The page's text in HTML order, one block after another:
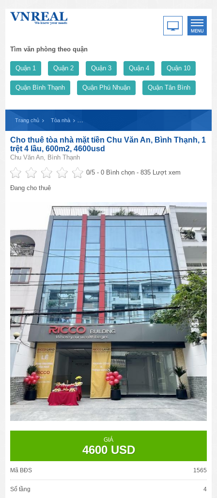
Tìm văn phòng theo quận
Quận 1 Quận 2 Quận 3 Quận 4 Quận 10
Quận Bình Thạnh Quận Phú Nhuận Quận Tân Bình
Trang chủ Tòa nhà
Cho thuê tòa nhà mặt tiền Chu Văn An, Bình Thạnh, 1
trệt 4 lầu, 600m2, 4600usd
Chu Văn An, Bình Thạnh
0/5 -0 Bình chọn - 835 Lượt xem
Đang cho thuê
GIÁ
4600 USD
Mã BĐS 1565
Số tầng 4